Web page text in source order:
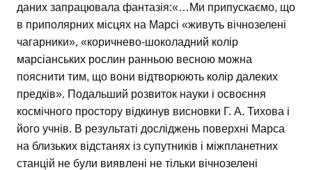
даних запрацювала фантазія:«…Ми припускаємо, що
в приполярних місцях на Марсі «живуть вічнозелені
чагарники», «коричнево-шоколадний колір
марсіанських рослин ранньою весною можна
пояснити тим, що вони відтворюють колір далеких
предків». Подальший розвиток науки і освоєння
космічного простору відкинув висновки Г. А. Тихова і
його учнів. В результаті досліджень поверхні Марса
на близьких відстанях із супутників і міжпланетних
станцій не були виявлені не тільки вічнозелені